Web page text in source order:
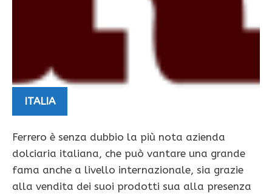
ITALIA
Ferrero è senza dubbio la più nota azienda
dolciaria italiana, che può vantare una grande
fama anche a livello internazionale, sia grazie
alla vendita dei suoi prodotti sua alla presenza